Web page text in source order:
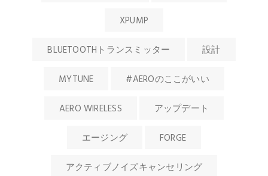
XPUMP
BLUETOOTHトランスミッター 設計
MYTUNE #AEROのここがいい
AERO WIRELESS アップデート
エージング FORGE
アクティブノイズキャンセリング